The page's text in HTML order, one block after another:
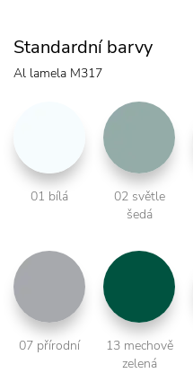
Standardní barvy
Al lamela M317
01 bílá
02 světle
šedá
07 přírodní
13 mechově
zelená